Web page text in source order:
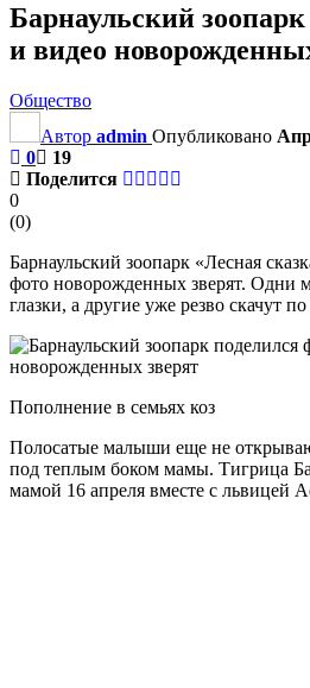
Барнаульский
и видео
Общество
Автор admin Опубликовано
0
19
Поделится
0
(0)
Барнаульский зоопарк «Лесная
фото новорожденных зверят. Одни
глазки, а другие уже резво скачут по
Пополнение в семьях коз
Полосатые малыши еще не
под теплым боком мамы. Тигрица
мамой 16 апреля вместе с львицей